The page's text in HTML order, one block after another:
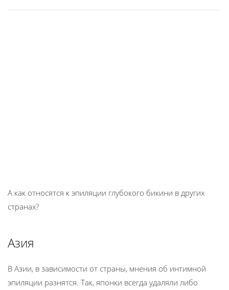
А как относятся к эпиляции глубокого бикини в других
странах?
Азия
В Азии, в зависимости от страны, мнения об интимной
эпиляции разнятся. Так, японки всегда удаляли либо